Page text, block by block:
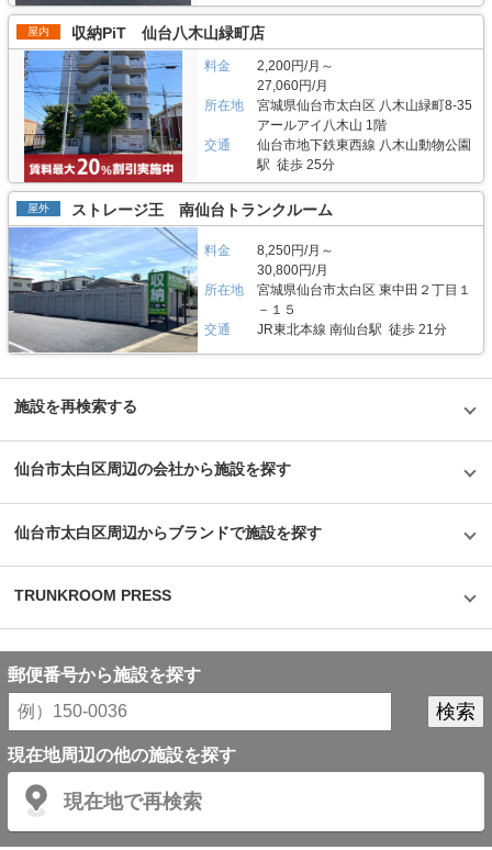
屋内 収納PiT 仙台八木山緑町店
料金
2,200円/月～
27,060円/月
所在地
宮城県仙台市太白区 八木山緑町8-35
アールアイ八木山 1階
交通
仙台市地下鉄東西線 八木山動物公園
駅 徒歩 25分
屋外 ストレージ王 南仙台トランクルーム
料金
8,250円/月～
30,800円/月
所在地
宮城県仙台市太白区 東中田２丁目１
－１５
交通
JR東北本線 南仙台駅 徒歩 21分
施設を再検索する
仙台市太白区周辺の会社から施設を探す
仙台市太白区周辺からブランドで施設を探す
TRUNKROOM PRESS
郵便番号から施設を探す
現在地周辺の他の施設を探す
現在地で再検索